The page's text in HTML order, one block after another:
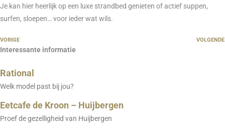
Je kan hier heerlijk op een luxe strandbed genieten of actief suppen,
surfen, sloepen… voor ieder wat wils.
VORIGE VOLGENDE
Interessante informatie
Rational
Welk model past bij jou?
Eetcafe de Kroon – Huijbergen
Proef de gezelligheid van Huijbergen